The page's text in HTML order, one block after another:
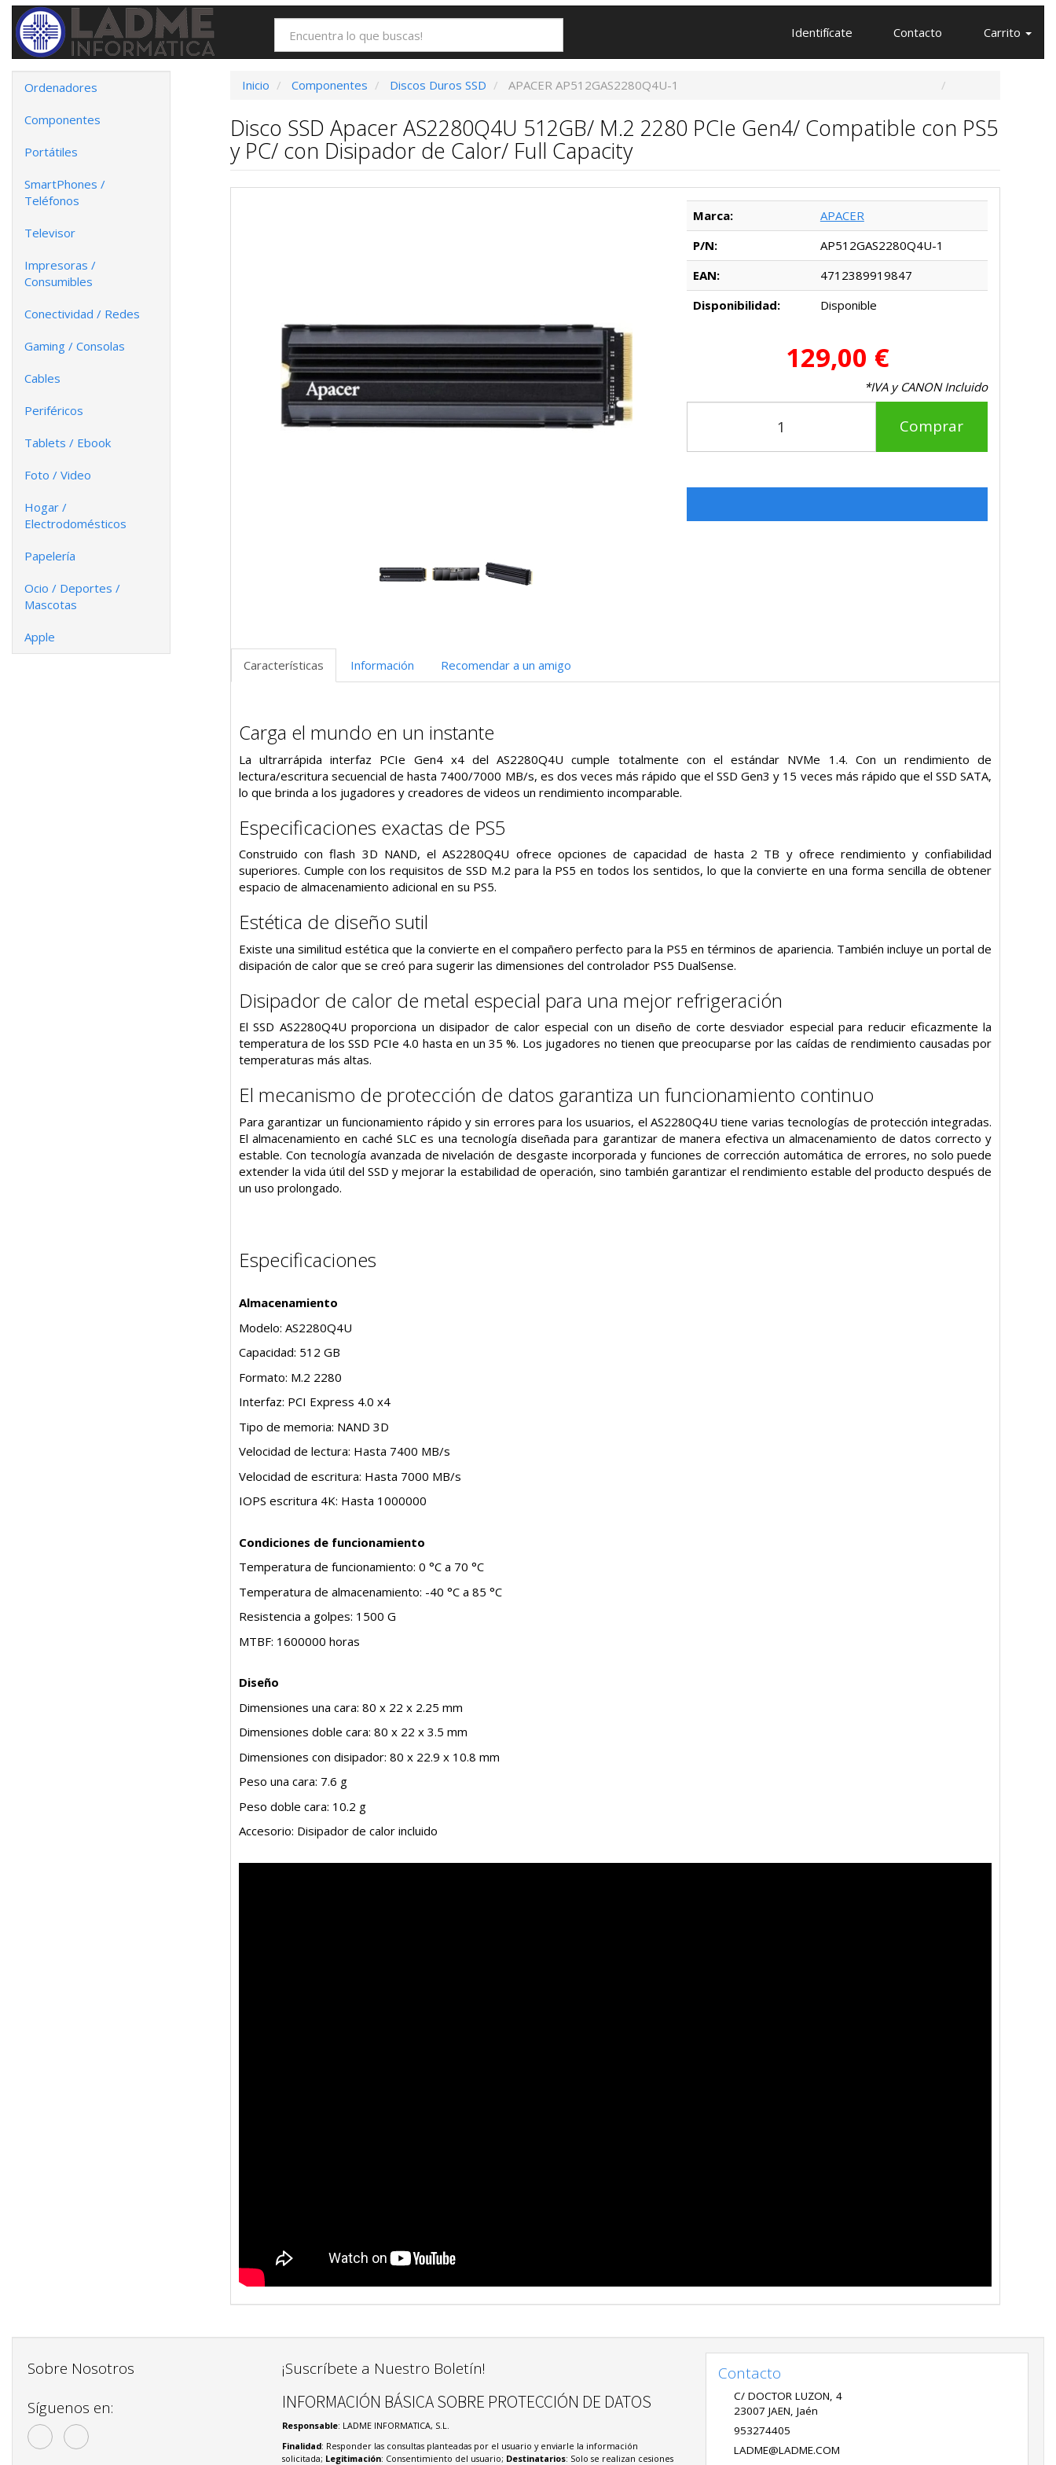
Identifícate Contacto Carrito
Ordenadores
Componentes
Portátiles
SmartPhones /
Teléfonos
Televisor
Impresoras /
Consumibles
Conectividad / Redes
Gaming / Consolas
Cables
Periféricos
Tablets / Ebook
Foto / Video
Hogar /
Electrodomésticos
Papelería
Ocio / Deportes /
Mascotas
Apple
Inicio Componentes Discos Duros SSD APACER AP512GAS2280Q4U-1
Disco SSD Apacer AS2280Q4U 512GB/ M.2 2280 PCIe Gen4/ Compatible con PS5
y PC/ con Disipador de Calor/ Full Capacity
Marca:
APACER
P/N:
AP512GAS2280Q4U-1
EAN:
4712389919847
Disponibilidad:
Disponible
129,00 €
*IVA y CANON Incluido
Comprar
Características Información Recomendar a un amigo
Carga el mundo en un instante
La ultrarrápida interfaz PCIe Gen4 x4 del AS2280Q4U cumple totalmente con el estándar NVMe 1.4. Con un rendimiento de
lectura/escritura secuencial de hasta 7400/7000 MB/s, es dos veces más rápido que el SSD Gen3 y 15 veces más rápido que el SSD SATA,
lo que brinda a los jugadores y creadores de videos un rendimiento incomparable.
Especificaciones exactas de PS5
Construido con flash 3D NAND, el AS2280Q4U ofrece opciones de capacidad de hasta 2 TB y ofrece rendimiento y confiabilidad
superiores. Cumple con los requisitos de SSD M.2 para la PS5 en todos los sentidos, lo que la convierte en una forma sencilla de obtener
espacio de almacenamiento adicional en su PS5.
Estética de diseño sutil
Existe una similitud estética que la convierte en el compañero perfecto para la PS5 en términos de apariencia. También incluye un portal de
disipación de calor que se creó para sugerir las dimensiones del controlador PS5 DualSense.
Disipador de calor de metal especial para una mejor refrigeración
El SSD AS2280Q4U proporciona un disipador de calor especial con un diseño de corte desviador especial para reducir eficazmente la
temperatura de los SSD PCIe 4.0 hasta en un 35 %. Los jugadores no tienen que preocuparse por las caídas de rendimiento causadas por
temperaturas más altas.
El mecanismo de protección de datos garantiza un funcionamiento continuo
Para garantizar un funcionamiento rápido y sin errores para los usuarios, el AS2280Q4U tiene varias tecnologías de protección integradas.
El almacenamiento en caché SLC es una tecnología diseñada para garantizar de manera efectiva un almacenamiento de datos correcto y
estable. Con tecnología avanzada de nivelación de desgaste incorporada y funciones de corrección automática de errores, no solo puede
extender la vida útil del SSD y mejorar la estabilidad de operación, sino también garantizar el rendimiento estable del producto después de
un uso prolongado.
Especificaciones
Almacenamiento
Modelo: AS2280Q4U
Capacidad: 512 GB
Formato: M.2 2280
Interfaz: PCI Express 4.0 x4
Tipo de memoria: NAND 3D
Velocidad de lectura: Hasta 7400 MB/s
Velocidad de escritura: Hasta 7000 MB/s
IOPS escritura 4K: Hasta 1000000
Condiciones de funcionamiento
Temperatura de funcionamiento: 0 °C a 70 °C
Temperatura de almacenamiento: -40 °C a 85 °C
Resistencia a golpes: 1500 G
MTBF: 1600000 horas
Diseño
Dimensiones una cara: 80 x 22 x 2.25 mm
Dimensiones doble cara: 80 x 22 x 3.5 mm
Dimensiones con disipador: 80 x 22.9 x 10.8 mm
Peso una cara: 7.6 g
Peso doble cara: 10.2 g
Accesorio: Disipador de calor incluido
Sobre Nosotros
Síguenos en:
¡Suscríbete a Nuestro Boletín!
INFORMACIÓN BÁSICA SOBRE PROTECCIÓN DE DATOS
Responsable: LADME INFORMATICA, S.L.
Finalidad: Responder las consultas planteadas por el usuario y enviarle la información
solicitada; Legitimación: Consentimiento del usuario; Destinatarios: Solo se realizan cesiones
Contacto
C/ DOCTOR LUZON, 4
23007 JAEN, Jaén
953274405
LADME@LADME.COM